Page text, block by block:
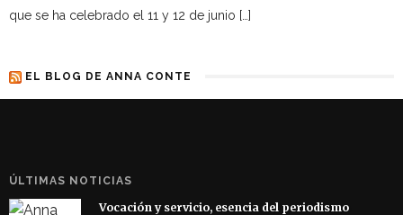
que se ha celebrado el 11 y 12 de junio […]
EL BLOG DE ANNA CONTE
ÚLTIMAS NOTICIAS
Vocación y servicio, esencia del periodismo